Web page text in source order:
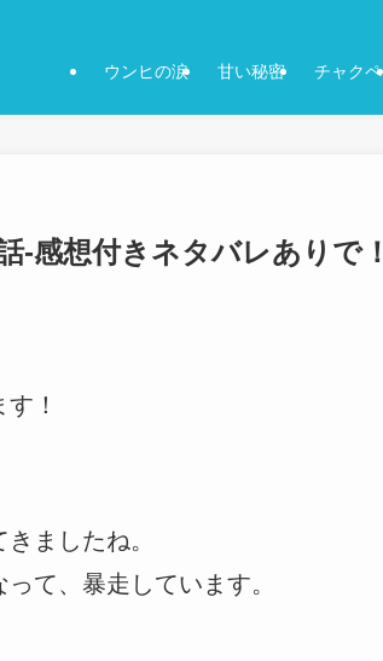
ウンヒの涙 甘い秘密 チャクペ
-感想付きネタバレありで！
！
ましたね。
て、暴走しています。